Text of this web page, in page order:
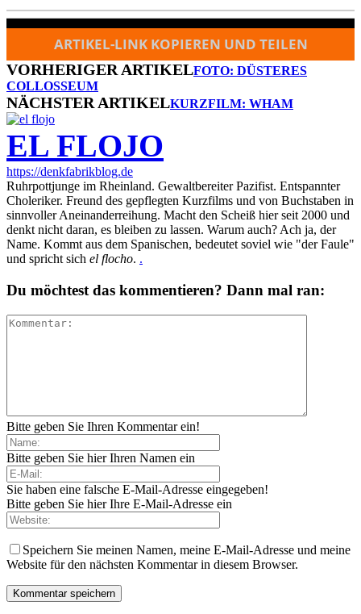
ARTIKEL-LINK KOPIEREN UND TEILEN
VORHERIGER ARTIKELFOTO: DÜSTERES
COLLOSSEUM
NÄCHSTER ARTIKELKURZFILM: WHAM
EL FLOJO
https://denkfabrikblog.de
Ruhrpottjunge im Rheinland. Gewaltbereiter Pazifist. Entspannter
Choleriker. Freund des gepflegten Kurzfilms und von Buchstaben in
sinnvoller Aneinanderreihung. Macht den Scheiß hier seit 2000 und
denkt nicht daran, es bleiben zu lassen. Warum auch? Ach ja, der
Name. Kommt aus dem Spanischen, bedeutet soviel wie "der Faule"
und spricht sich el flocho. .
Du möchtest das kommentieren? Dann mal ran:
Bitte geben Sie Ihren Kommentar ein!
Bitte geben Sie hier Ihren Namen ein
Sie haben eine falsche E-Mail-Adresse eingegeben!
Bitte geben Sie hier Ihre E-Mail-Adresse ein
Speichern Sie meinen Namen, meine E-Mail-Adresse und meine
Website für den nächsten Kommentar in diesem Browser.